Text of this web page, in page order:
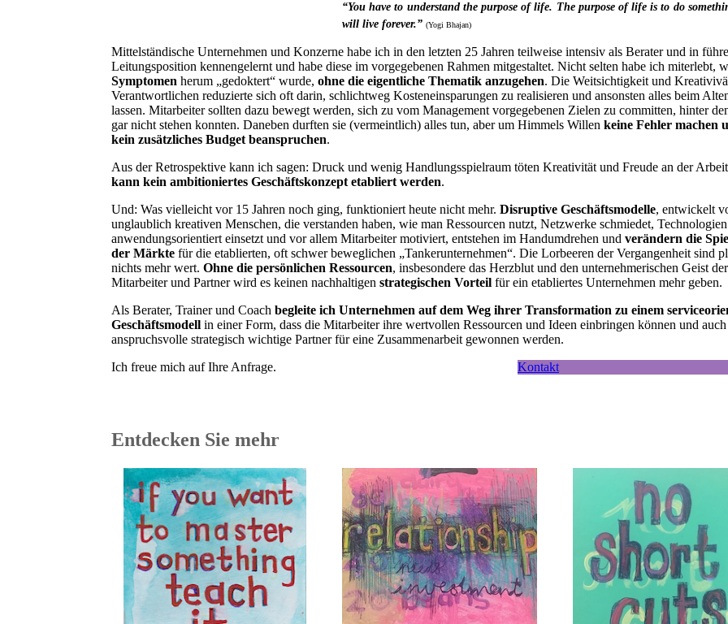
“You have to understand the purpose of life. The purpose of life is to do
will live forever.” (Yogi Bhajan)
Mittelständische Unternehmen und Konzerne habe ich in den letzten 25 Jahren teilweise intensiv als Berater und in
Leitungsposition kennengelernt und habe diese im vorgegebenen Rahmen mitgestaltet. Nicht selten habe ich miterlebt,
Symptomen herum „gedoktert“ wurde, ohne die eigentliche Thematik anzugehen. Die Weitsichtigkeit und
Verantwortlichen reduzierte sich oft darin, schlichtweg Kosteneinsparungen zu realisieren und ansonsten alles beim
lassen. Mitarbeiter sollten dazu bewegt werden, sich zu vom Management vorgegebenen Zielen zu committen, hinter
gar nicht stehen konnten. Daneben durften sie (vermeintlich) alles tun, aber um Himmels Willen keine Fehler machen
kein zusätzliches Budget beanspruchen.
Aus der Retrospektive kann ich sagen: Druck und wenig Handlungsspielraum töten Kreativität und Freude an der
kann kein ambitioniertes Geschäftskonzept etabliert werden.
Und: Was vielleicht vor 15 Jahren noch ging, funktioniert heute nicht mehr. Disruptive Geschäftsmodelle, entwickelt
unglaublich kreativen Menschen, die verstanden haben, wie man Ressourcen nutzt, Netzwerke schmiedet, Technologien
anwendungsorientiert einsetzt und vor allem Mitarbeiter motiviert, entstehen im Handumdrehen und verändern die
der Märkte für die etablierten, oft schwer beweglichen „Tankerunternehmen“. Die Lorbeeren der Vergangenheit sind
nichts mehr wert. Ohne die persönlichen Ressourcen, insbesondere das Herzblut und den unternehmerischen Geist der
Mitarbeiter und Partner wird es keinen nachhaltigen strategischen Vorteil für ein etabliertes Unternehmen mehr geben.
Als Berater, Trainer und Coach begleite ich Unternehmen auf dem Weg ihrer Transformation zu einem
Geschäftsmodell in einer Form, dass die Mitarbeiter ihre wertvollen Ressourcen und Ideen einbringen können und auch
anspruchsvolle strategisch wichtige Partner für eine Zusammenarbeit gewonnen werden.
Kontakt
Ich freue mich auf Ihre Anfrage.
Entdecken Sie mehr